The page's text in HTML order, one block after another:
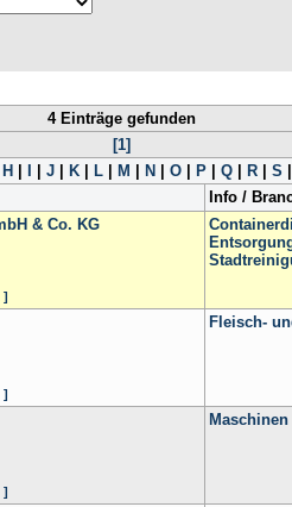
4 Einträge gefunden
[1]
H J| K| L| M N O| P| Q| R| S
Info /
& Co. KG
]
]
Fleisch-
]
Maschinen